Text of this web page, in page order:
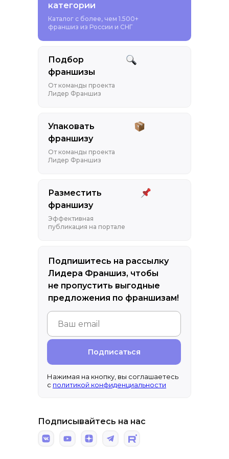
категории
Каталог с более, чем 1.500+
франшиз из России и СНГ
Подбор
франшизы
От команды проекта
Лидер Франшиз
Разместить
франшизу
Подпишитесь на рассылку
Лидера Франшиз, чтобы
не пропустить выгодные
предложения по франшизам!
Эффективная
публикация на портале
Упаковать
франшизу
От команды проекта
Лидер Франшиз
Подписывайтесь на нас
Подписаться
Нажимая на кнопку, вы соглашаетесь
с политикой конфиденциальности